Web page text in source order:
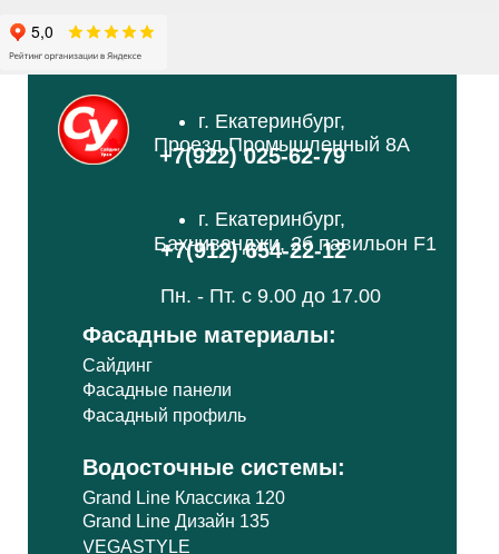
Сайдинг
Фасадные панели
Фасадный профиль
Grand Line Классика 120
Grand Line Дизайн 135
VEGASTYLE
Фасадные материалы:
Водосточные системы:
+7(922) 025-62-79
+7(912) 654-22-12
г. Екатеринбург,
Проезд Промышленный 8А
Пн. - Пт. с 9.00 до 17.00
г. Екатеринбург,
Бахчиванджи, 2б павильон F1